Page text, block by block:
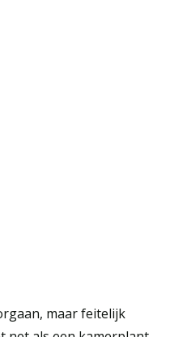
maar feitelijk